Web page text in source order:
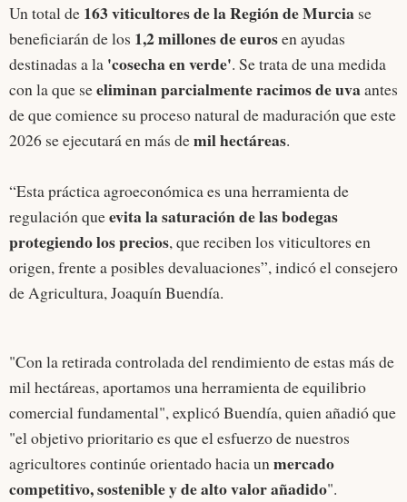
Un total de 163 viticultores de la Región de Murcia se
beneficiarán de los 1,2 millones de eurosen ayudas
destinadas a la 'cosecha en verde'. Se trata de una medida
con la que seeliminan parcialmente racimos de uvaantes
de que comience su proceso natural de maduración que este
2026 se ejecutará en más demil hectáreas.
“Esta práctica agroeconómica es una herramienta de
regulación queevita la saturación de las bodegas
protegiendo los precios, que reciben los viticultores en
origen, frente a posibles devaluaciones”, indicó el consejero
de Agricultura, Joaquín Buendía.
"Con la retirada controlada del rendimiento de estas más de
mil hectáreas, aportamos una herramienta de equilibrio
comercial fundamental", explicó Buendía, quien añadió que
"el objetivo prioritario es que el esfuerzo de nuestros
agricultores continúe orientado hacia unmercado
competitivo, sostenible y de alto valor añadido".